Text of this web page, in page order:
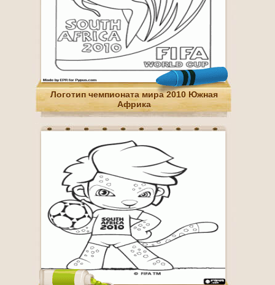
Логотип чемпионата мира 2010 Южная
Африка